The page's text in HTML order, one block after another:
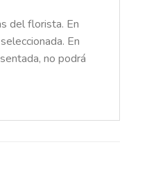
del florista. En
En
no podrá